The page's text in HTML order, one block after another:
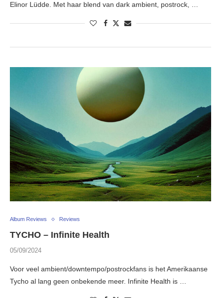
Elinor Lüdde. Met haar blend van dark ambient, postrock, …
Album Reviews Reviews
TYCHO – Infinite Health
05/09/2024
Voor veel ambient/downtempo/postrockfans is het Amerikaanse
Tycho al lang geen onbekende meer. Infinite Health is …